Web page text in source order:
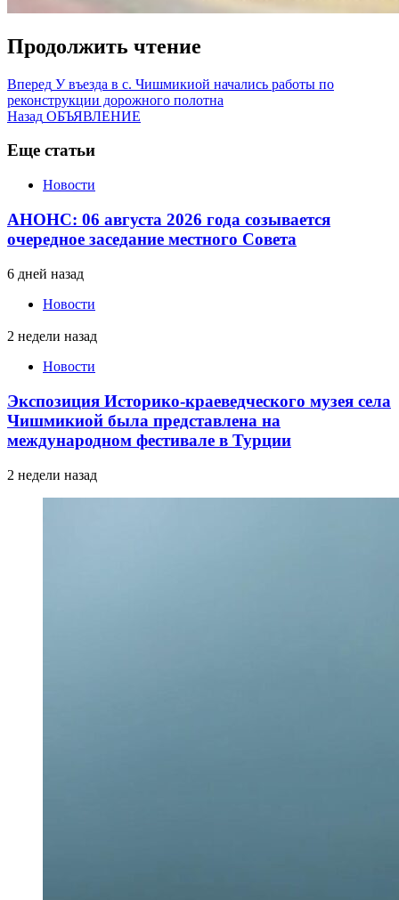
Продолжить чтение
Вперед У въезда в с. Чишмикиой начались работы по
реконструкции дорожного полотна
Назад ОБЪЯВЛЕНИЕ
Еще статьи
Новости
АНОНС: 06 августа 2026 года созывается
очередное заседание местного Совета
6 дней назад
Новости
2 недели назад
Новости
Экспозиция Историко-краеведческого музея села
Чишмикиой была представлена на
международном фестивале в Турции
2 недели назад